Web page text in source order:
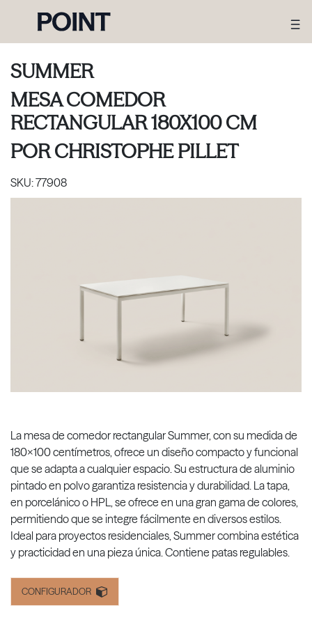
SUMMER
MESA COMEDOR
RECTANGULAR 180X100 CM
PORCHRISTOPHE PILLET
SKU:77908
La mesa de comedor rectangular Summer, con su medida de
180x100 centímetros, ofrece un diseño compacto y funcional
que se adapta a cualquier espacio. Su estructura de aluminio
pintado en polvo garantiza resistencia y durabilidad. La tapa,
en porcelánico o HPL, se ofrece en una gran gama de colores,
permitiendo que se integre fácilmente en diversos estilos.
Ideal para proyectos residenciales, Summer combina estética
y practicidad en una pieza única. Contiene patas regulables.
CONFIGURADOR